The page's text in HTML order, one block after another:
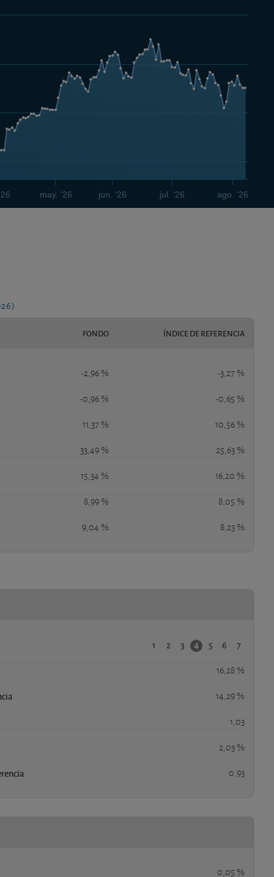
may. '26 jun. '26 jul. '26 ago. '26
FONDO ÍNDICE DE REFERENCIA
-2,96 % -3,27 %
-0,96 % -0,65 %
11,37 % 10,56 %
33,49 % 25,63 %
15,34 % 16,20 %
8,99 % 8,05 %
9,04 % 8,23 %
1 2 3 4 5 6 7
16,28 %
14,29 %
1,03
2,03 %
0,93
0,05 %